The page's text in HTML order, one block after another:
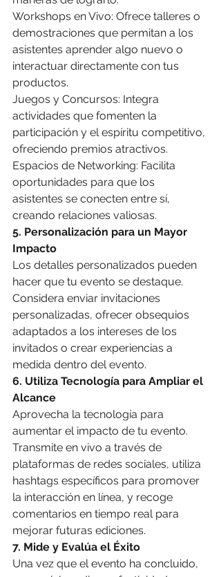
Workshops en Vivo: Ofrece talleres o
demostraciones que permitan a los
asistentes aprender algo nuevo o
interactuar directamente con tus
productos.
Juegos y Concursos: Integra
actividades que fomenten la
participación y el espíritu competitivo,
ofreciendo premios atractivos.
Espacios de Networking: Facilita
oportunidades para que los
asistentes se conecten entre sí,
creando relaciones valiosas.
5. Personalización para un Mayor
Impacto
Los detalles personalizados pueden
hacer que tu evento se destaque.
Considera enviar invitaciones
personalizadas, ofrecer obsequios
adaptados a los intereses de los
invitados o crear experiencias a
medida dentro del evento.
6. Utiliza Tecnología para Ampliar el
Alcance
Aprovecha la tecnología para
aumentar el impacto de tu evento.
Transmite en vivo a través de
plataformas de redes sociales, utiliza
hashtags específicos para promover
la interacción en línea, y recoge
comentarios en tiempo real para
mejorar futuras ediciones.
7. Mide y Evalúa el Éxito
Una vez que el evento ha concluido,